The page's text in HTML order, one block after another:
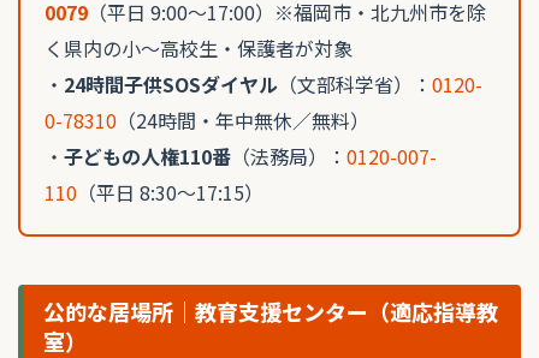
0079 （平日 9:00〜17:00）※福岡市・北九州市を除
く県内の小〜高校生・保護者が対象
・ 24時間子供SOSダイヤル （文部科学省）： 0120-
0-78310 （24時間・年中無休／無料）
・ 子どもの人権110番 （法務局）： 0120-007-
110 （平日 8:30〜17:15）
公的な居場所｜教育支援センター（適応指導教
室）